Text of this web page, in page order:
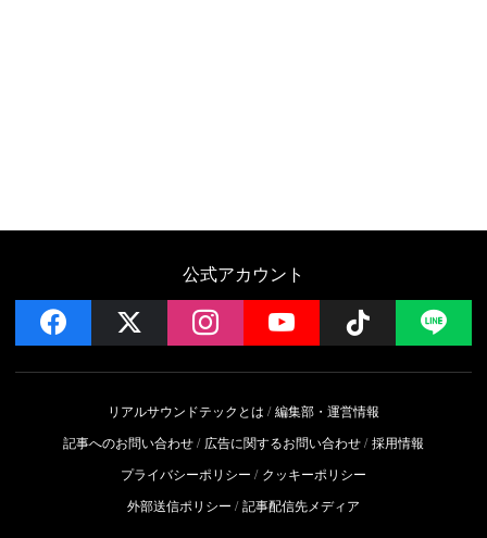
公式アカウント
facebook instagramYouTube Follow
リアルサウンドテックとは
編集部・運営情報
記事へのお問い合わせ
広告に関するお問い合わせ 採用情報
プライバシーポリシー
クッキーポリシー
外部送信ポリシー
記事配信先メディア